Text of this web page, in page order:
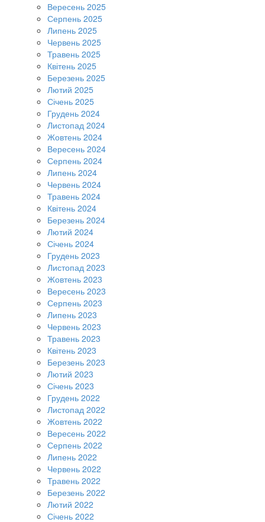
Вересень 2025
Серпень 2025
Липень 2025
Червень 2025
Травень 2025
Квітень 2025
Березень 2025
Лютий 2025
Січень 2025
Грудень 2024
Листопад 2024
Жовтень 2024
Вересень 2024
Серпень 2024
Липень 2024
Червень 2024
Травень 2024
Квітень 2024
Березень 2024
Лютий 2024
Січень 2024
Грудень 2023
Листопад 2023
Жовтень 2023
Вересень 2023
Серпень 2023
Липень 2023
Червень 2023
Травень 2023
Квітень 2023
Березень 2023
Лютий 2023
Січень 2023
Грудень 2022
Листопад 2022
Жовтень 2022
Вересень 2022
Серпень 2022
Липень 2022
Червень 2022
Травень 2022
Березень 2022
Лютий 2022
Січень 2022